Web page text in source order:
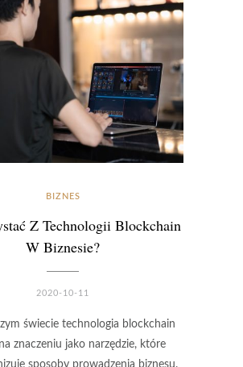
BIZNES
Z Technologii Blockchain
W Biznesie?
2020-10-11
świecie technologia blockchain
znaczeniu jako narzędzie, które
sposoby prowadzenia biznesu.